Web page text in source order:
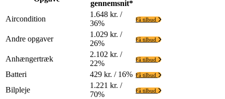
gennemsnit*
Aircondition
1.648 kr. /
36%
Få tilbud
Andre opgaver
1.029 kr. /
26%
Få tilbud
Anhængertræk
2.102 kr. /
22%
Få tilbud
Batteri 429 kr. / 16% Få tilbud
Bilpleje
1.221 kr. /
70%
Få tilbud